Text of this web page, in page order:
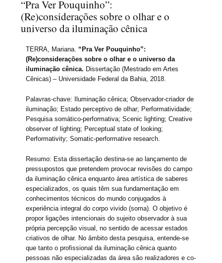
“Pra Ver Pouquinho”:
(Re)considerações sobre o olhar e o
universo da iluminação cênica
TERRA, Mariana. “Pra Ver Pouquinho”:
(Re)considerações sobre o olhar e o universo da
iluminação cênica. Dissertação (Mestrado em Artes
Cênicas) – Universidade Federal da Bahia, 2018.
Palavras-chave: Iluminação cênica; Observador-criador de
iluminação; Estado perceptivo de olhar; Performatividade;
Pesquisa somático-performativa; Scenic lighting; Creative
observer of lighting; Perceptual state of looking;
Performativity; Somatic-performative research.
Resumo: Esta dissertação destina-se ao lançamento de
pressupostos que pretendem provocar revisões do campo
da iluminação cênica enquanto área artística de saberes
especializados, os quais têm sua fundamentação em
conhecimentos técnicos do mundo conjugados à
experiência integral do corpo vivido (soma). O objetivo é
propor ligações intencionais do sujeito observador à sua
própria percepção visual, no sentido de acessar estados
criativos de olhar. No âmbito desta pesquisa, entende-se
que tanto o profissional da iluminação cênica quanto
pessoas não especializadas da área são realizadores e co-